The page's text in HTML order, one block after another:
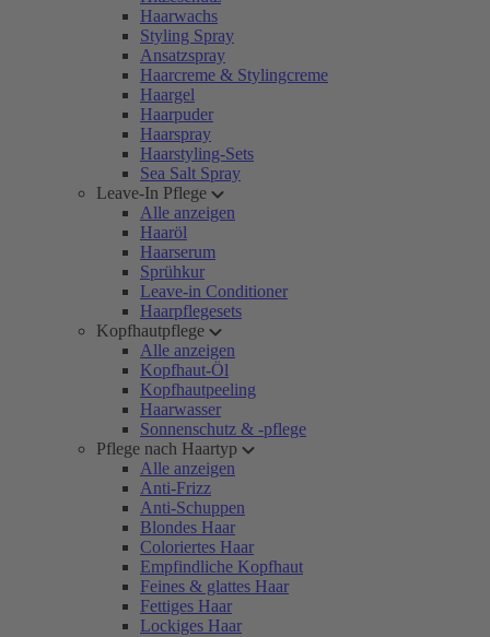
Haarwachs
Styling Spray
Ansatzspray
Haarcreme & Stylingcreme
Haargel
Haarpuder
Haarspray
Haarstyling-Sets
Sea Salt Spray
Leave-In Pflege
Alle anzeigen
Haaröl
Haarserum
Sprühkur
Leave-in Conditioner
Haarpflegesets
Kopfhautpflege
Alle anzeigen
Kopfhaut-Öl
Kopfhautpeeling
Haarwasser
Sonnenschutz & -pflege
Pflege nach Haartyp
Alle anzeigen
Anti-Frizz
Anti-Schuppen
Blondes Haar
Coloriertes Haar
Empfindliche Kopfhaut
Feines & glattes Haar
Fettiges Haar
Lockiges Haar